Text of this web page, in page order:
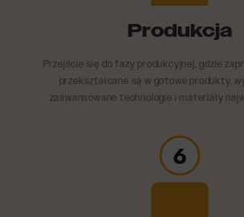
Produkcja
Przejście się do fazy produkcyjnej, gdzie
przekształcane są w gotowe produkty,
zaawansowane technologie i materiały